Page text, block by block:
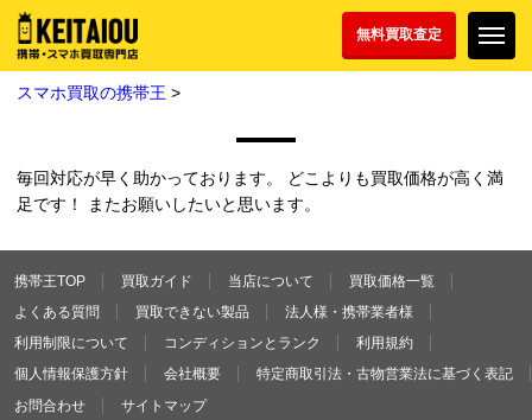
無料買取査定
スマホ買取の携帯王 >
毎回対応が早く助かっております。 どこよりも買取価格が高く満
足です！ またお願いしたいと思います。
携帯王TOP 買取ガイド 当店について
買取価格一覧
よくある質問
買取できない製品
法人様・携帯業者様
利用制限について
コンディションとランク
利用規約
個人情報保護方針
会社概要
特定商取引法・古物営業法に基づく表記
お問合わせ
サイトマップ